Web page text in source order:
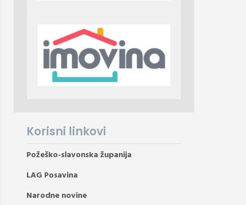
Korisni linkovi
Požeško-slavonska županija
LAG Posavina
Narodne novine